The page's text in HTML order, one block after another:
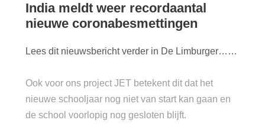
India meldt weer recordaantal
nieuwe coronabesmettingen
Lees dit nieuwsbericht verder in De Limburger……
Ook voor ons project JET betekent dit dat het
nieuwe schooljaar nog niet van start kan gaan en
de school voorlopig nog gesloten blijft.